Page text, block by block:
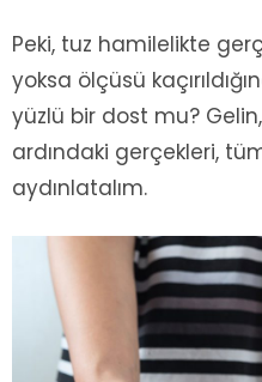
Peki, tuz hamilelikte
yoksa ölçüsü
yüzlü bir dost mu?
ardındaki gerçekleri,
aydınlatalım.